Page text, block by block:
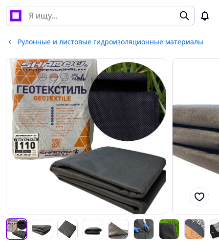
Рулонные и листовые гидроизоляционные материалы